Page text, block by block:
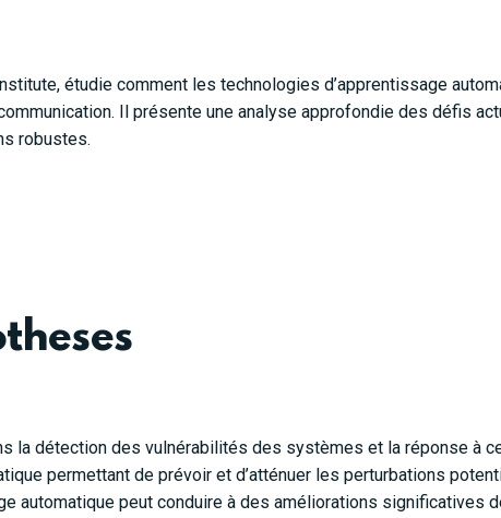
étudie comment les technologies d’apprentissage
Il présente une analyse approfondie des défis
robustes.
la détection des vulnérabilités des systèmes et la réponse à
permettant de prévoir et d’atténuer les perturbations
automatique peut conduire à des améliorations